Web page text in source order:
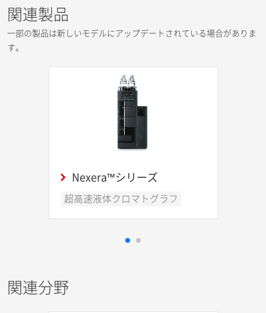
関連製品
一部の製品は新しいモデルにアップデートされている場合がありま
す。
Nexera™シリーズ
超高速液体クロマトグラフ
関連分野